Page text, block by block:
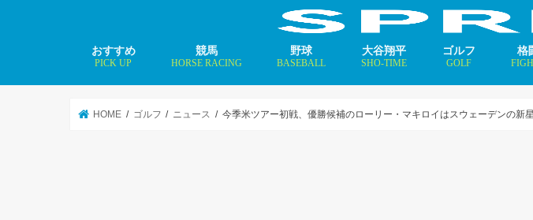
おすすめ
PICK UP
競馬
HORSE RACING
野球
BASEBALL
大谷翔平
SHO-TIME
ゴルフ
GOLF
格
HOME ゴルフ ニュース 今季米ツアー初戦、優勝候補のローリー・マキロイはスウェーデンの